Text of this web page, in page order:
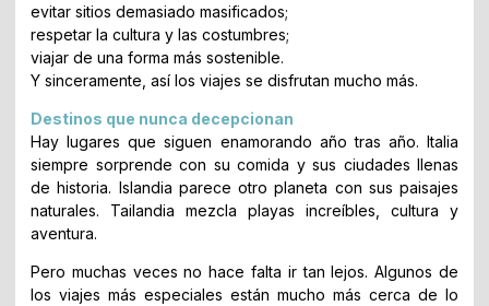
evitar sitios demasiado masificados;
respetar la cultura y las costumbres;
viajar de una forma más sostenible.
Y sinceramente, así los viajes se disfrutan mucho más.
Destinos que nunca decepcionan
Hay lugares que siguen enamorando año tras año. Italia
siempre sorprende con su comida y sus ciudades llenas
de historia. Islandia parece otro planeta con sus paisajes
naturales. Tailandia mezcla playas increíbles, cultura y
aventura.
Pero muchas veces no hace falta ir tan lejos. Algunos de
los viajes más especiales están mucho más cerca de lo